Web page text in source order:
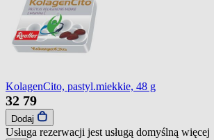
KolagenCito, pastyl.miekkie, 48 g
32 79
Dodaj
Usługa rezerwacji jest usługą domyślną więcej